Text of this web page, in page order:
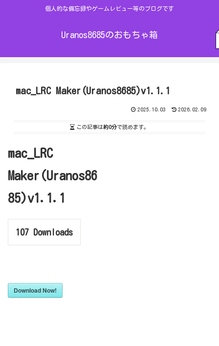
個人的な備忘録やゲームレビュー等のブログです
Uranos8685のおもちゃ箱
mac_LRC Maker(Uranos8685)v1.1.1
2025.10.03 2026.02.09
この記事は約0分で読めます。
mac_LRC
Maker(Uranos86
85)v1.1.1
107 Downloads
Download Now!